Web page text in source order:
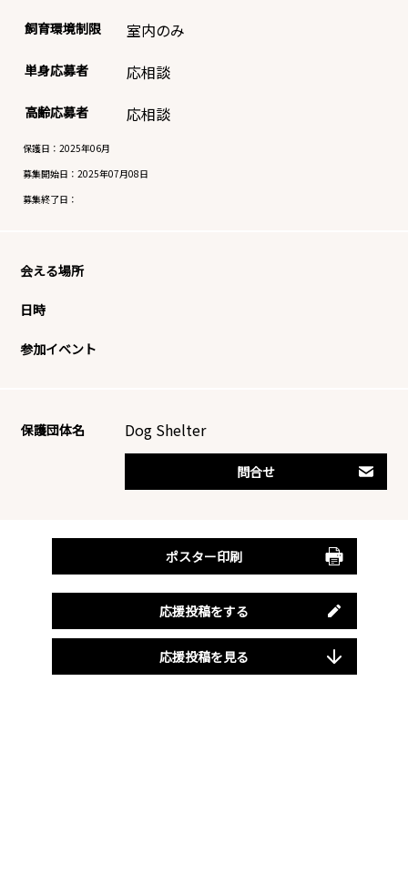
飼育環境制限 室内のみ
単身応募者 応相談
高齢応募者 応相談
保護日：2025年06月
募集開始日： 2025年07月08日
募集終了日：
会える場所
日時
参加イベント
保護団体名 Dog Shelter
問合せ
ポスター印刷
応援投稿をする
応援投稿を見る